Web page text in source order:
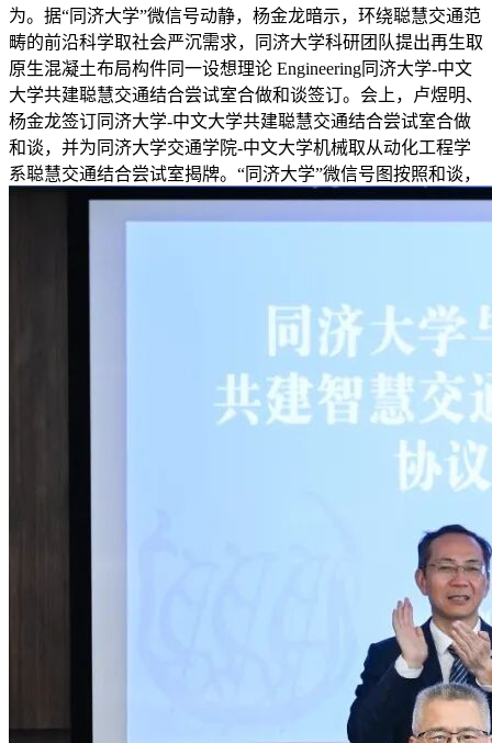
为。据“同济大学”微信号动静，杨金龙暗示，环绕聪慧交通范
畴的前沿科学取社会严沉需求，同济大学科研团队提出再生取
原生混凝土布局构件同一设想理论 Engineering同济大学-中文
大学共建聪慧交通结合尝试室合做和谈签订。会上，卢煜明、
杨金龙签订同济大学-中文大学共建聪慧交通结合尝试室合做
和谈，并为同济大学交通学院-中文大学机械取从动化工程学
系聪慧交通结合尝试室揭牌。“同济大学”微信号图按照和谈，